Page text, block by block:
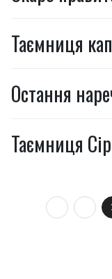
Таємниця
Остання
Таємниця